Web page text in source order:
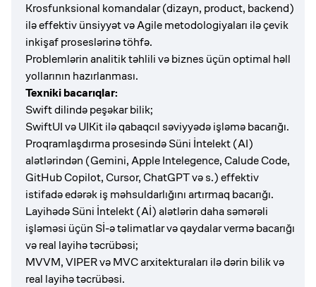
Krosfunksional komandalar (dizayn, product, backend)
ilə effektiv ünsiyyət və Agile metodologiyaları ilə çevik
inkişaf proseslərinə töhfə.
Problemlərin analitik təhlili və biznes üçün optimal həll
yollarının hazırlanması.
Texniki bacarıqlar:
Swift dilində peşəkar bilik;
SwiftUI və UIKit ilə qabaqcıl səviyyədə işləmə bacarığı.
Proqramlaşdırma prosesində Süni İntelekt (AI)
alətlərindən (Gemini, Apple Intelegence, Calude Code,
GitHub Copilot, Cursor, ChatGPT və s.) effektiv
istifadə edərək iş məhsuldarlığını artırmaq bacarığı.
Layihədə Süni İntelekt (Aİ) alətlərin daha səmərəli
işləməsi üçün Sİ-ə təlimatlar və qaydalar vermə bacarığı
və real layihə təcrübəsi;
MVVM, VIPER və MVC arxitekturaları ilə dərin bilik və
real layihə təcrübəsi.